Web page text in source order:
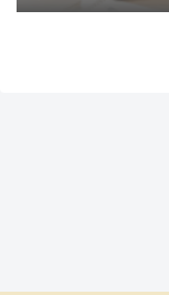
｜長期投資な